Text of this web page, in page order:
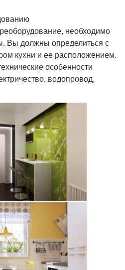
необходимо
Вы должны определиться с
кухни и ее расположением.
особенности
водопровод,